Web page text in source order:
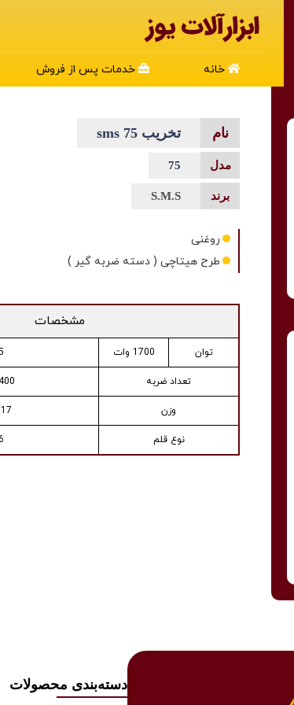
خانه خدمات پس از فروش
تخریب 75 sms
75
S.M.S
روغنی
طرح هیتاچی ( دسته ضربه گیر )
مشخصات
توان 1700 وات
تعداد ضربه 1400
وزن 17 کیلوگرم
نوع قلم 6
دسته‌بندی محصولات